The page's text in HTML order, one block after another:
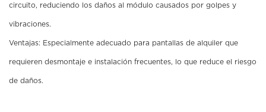
circuito, reduciendo los daños al módulo causados ​​por golpes y
vibraciones.
Ventajas: Especialmente adecuado para pantallas de alquiler que
requieren desmontaje e instalación frecuentes, lo que reduce el riesgo
de daños.